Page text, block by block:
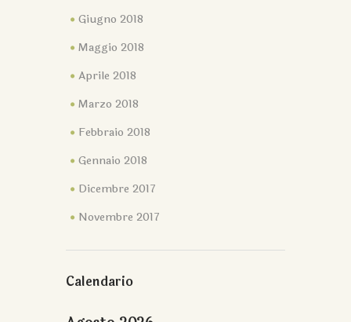
Giugno 2018
Maggio 2018
Aprile 2018
Marzo 2018
Febbraio 2018
Gennaio 2018
Dicembre 2017
Novembre 2017
Calendario